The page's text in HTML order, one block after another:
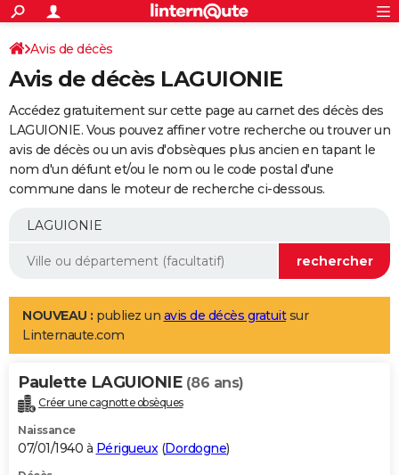
ACTUALITÉS
Politique
Société
Faits Divers
Education
Monde
Villes
+
SPORT
Coupe du monde 2026
Football
Tennis
Cyclisme
Rugby
Forum
Programme TV
TNTStreaming
Cinéma
Sorties cinéma
Musique
+
FINANCE
Retraite
Epargne
Immobilier
Risques naturels par ville
Banque
Assurance
AUTO
Essais
Réserver un essai
Citadines
Berlines
SUV
Forum auto
+
Mobiles
Meilleur smartphone
Internet
Ordinateurs
Jeux vidéo
Guide high-tech
Aménagement intérieur
LIFESTYLE
Art de vivre
Bien-être
Loisirs
Mode
Modes de vie
Alimentation
Guide de la santé
Maladies
Médicaments
Sommeil
VOYAGE
Destinations
City break
Voyage nature
Voyage de noces
Forum
Climat
+PHOTO
GUIDES D'ACHAT
Avis de décès
Avis de décès LAGUIONIE
Accédez gratuitement sur cette page au carnet des décès des
LAGUIONIE. Vous pouvez affiner votre recherche ou trouver un
avis de décès ou un avis d'obsèques plus ancien en tapant le
nom d'un défunt et/ou le nom ou le code postal d'une
commune dans le moteur de recherche ci-dessous.
NOUVEAU : publiez un avis de décès gratuitsur
Linternaute.com
Paulette LAGUIONIE (86 ans)
Créer une cagnotte obsèques
Naissance
07/01/1940 à Périgueux(Dordogne)